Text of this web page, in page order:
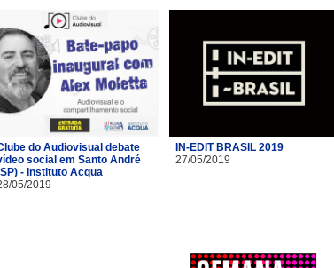
do Audiovisual debate
social em Santo André
- Instituto Acqua
05/2019
IN-EDIT BRASIL 2019
27/05/2019